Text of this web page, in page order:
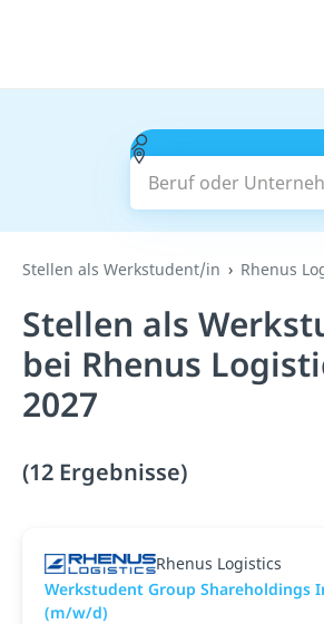
Beruf oder
Suchen
Stellen als Werkstudent/in Rhenus
Stellen als
bei Rhenus
2027
(12 Ergebnisse)
Rhenus Logistics
Werkstudent Group Shareholdings
(m/w/d)